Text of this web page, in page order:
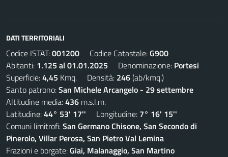
DATI TERRITORIALI
Codice ISTAT:001200 Codice Catastale:G900
Abitanti: 1.125 al 01.01.2025 Denominazione: Portesi
Superficie:4,45 Kmq. Densità: 246(ab/kmq.)
Santo patrono:San Michele Arcangelo - 29 settembre
Altitudine media:436 m.s.l.m.
Latitudine:44° 53' 17'' Longitudine: 7° 16' 15''
Comuni limitrofi:San Germano Chisone, San Secondo di
Pinerolo, Villar Perosa, San Pietro Val Lemina
Frazioni e borgate:Giai, Malanaggio, San Martino